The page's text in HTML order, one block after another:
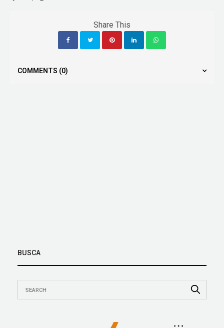
Share This
COMMENTS (0)
BUSCA